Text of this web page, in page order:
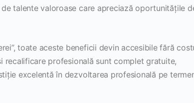
talente valoroase care apreciază oportunitățile
toate aceste beneficii devin accesibile fără
profesională sunt complet gratuite,
excelentă în dezvoltarea profesională pe